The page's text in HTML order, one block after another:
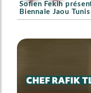
Sofien Fekih
Biennale Jaou